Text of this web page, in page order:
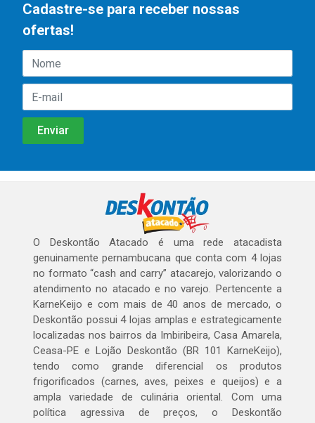
Cadastre-se para receber nossas
ofertas!
O Deskontão Atacado é uma rede atacadista
genuinamente pernambucana que conta com 4 lojas
no formato “cash and carry” atacarejo, valorizando o
atendimento no atacado e no varejo. Pertencente a
KarneKeijo e com mais de 40 anos de mercado, o
Deskontão possui 4 lojas amplas e estrategicamente
localizadas nos bairros da Imbiribeira, Casa Amarela,
Ceasa-PE e Lojão Deskontão (BR 101 KarneKeijo),
tendo como grande diferencial os produtos
frigorificados (carnes, aves, peixes e queijos) e a
ampla variedade de culinária oriental. Com uma
política agressiva de preços, o Deskontão